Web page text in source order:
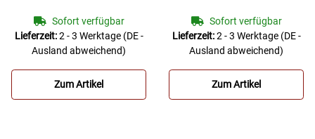
Sofort verfügbar
Lieferzeit:2 - 3 Werktage (DE -
Ausland abweichend)
Zum Artikel
BG Mikrofaser
Wischer A30A
Altsaxophon, rund,
mit eingenähtem
Schaumstoffspreizer
Sofort verfügbar
Lieferzeit:2 - 3 Werktage (DE -
Ausland abweichend)
Zum Artikel